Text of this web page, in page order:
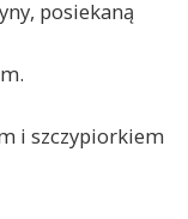
posiekaną
i szczypiorkiem